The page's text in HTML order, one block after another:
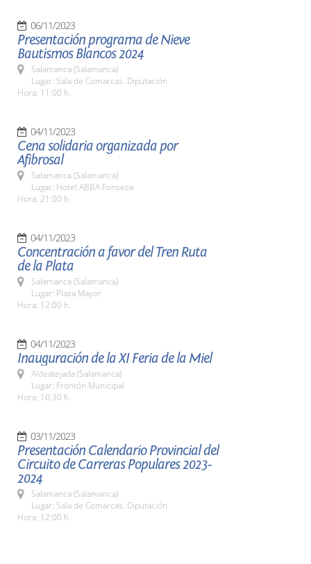
06/11/2023
Presentación programa de Nieve
Bautismos Blancos 2024
Salamanca (Salamanca)
Lugar: Sala de Comarcas. Diputación
Hora: 11:00 h.
04/11/2023
Cena solidaria organizada por
Afibrosal
Salamanca (Salamanca)
Lugar: Hotel ABBA Fonseca
Hora: 21:00 h.
04/11/2023
Concentración a favor del Tren Ruta
de la Plata
Salamanca (Salamanca)
Lugar: Plaza Mayor
Hora: 12:00 h.
04/11/2023
Inauguración de la XI Feria de la Miel
Aldeatejada (Salamanca)
Lugar: Frontón Municipal
Hora: 10:30 h.
03/11/2023
Presentación Calendario Provincial del
Circuito de Carreras Populares 2023-
2024
Salamanca (Salamanca)
Lugar: Sala de Comarcas. Diputación
Hora: 12:00 h.